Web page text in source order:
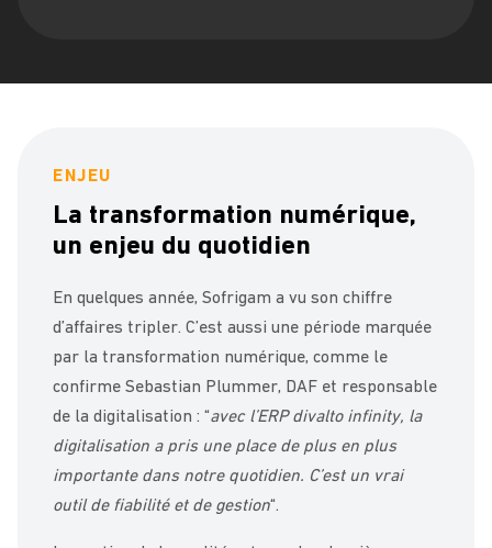
ENJEU
La transformation numérique,
un enjeu du quotidien
En quelques année, Sofrigam a vu son chiffre
d’affaires tripler. C’est aussi une période marquée
par la transformation numérique, comme le
confirme Sebastian Plummer, DAF et responsable
de la digitalisation : “avec l’ERP divalto infinity, la
digitalisation a pris une place de plus en plus
importante dans notre quotidien. C’est un vrai
outil de fiabilité et de gestion“.